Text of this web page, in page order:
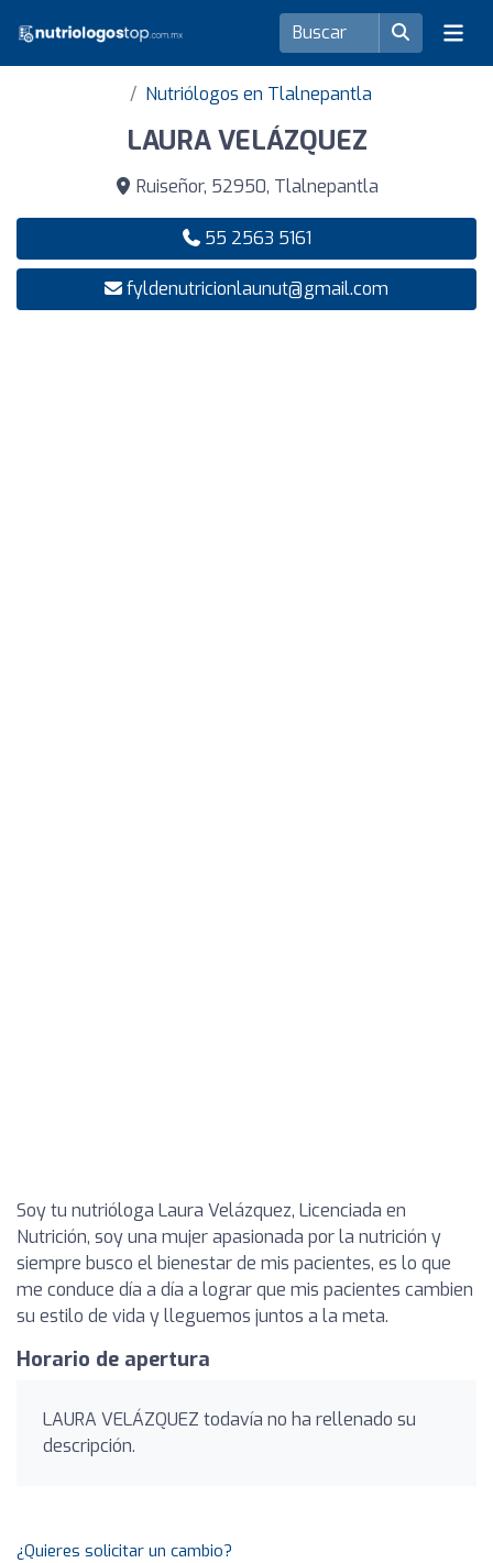
Nutriólogos en Tlalnepantla
LAURA VELÁZQUEZ
Ruiseñor, 52950, Tlalnepantla
55 2563 5161
fyldenutricionlaunut@gmail.com
Soy tu nutrióloga Laura Velázquez, Licenciada en
Nutrición, soy una mujer apasionada por la nutrición y
siempre busco el bienestar de mis pacientes, es lo que
me conduce día a día a lograr que mis pacientes cambien
su estilo de vida y lleguemos juntos a la meta.
Horario de apertura
LAURA VELÁZQUEZ todavía no ha rellenado su
descripción.
¿Quieres solicitar un cambio?